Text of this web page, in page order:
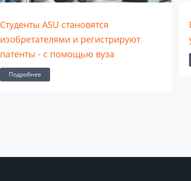
Студенты ASU становятся
изобретателями и регистрируют
патенты - с помощью вуза
Подробнее